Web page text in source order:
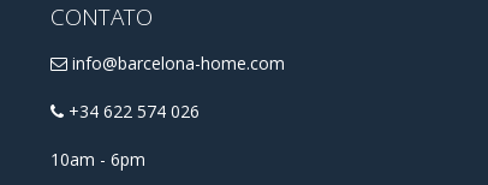
CONTATO
info@barcelona-home.com
+34 622 574 026
10am - 6pm